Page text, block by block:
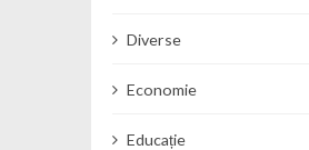
Diverse
Economie
Educație